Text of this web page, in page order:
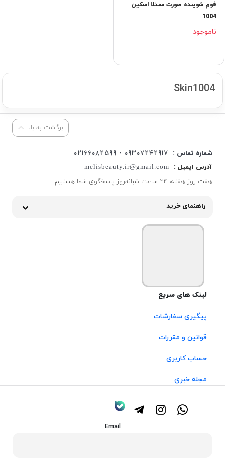
فوم شوینده صورت سنتلا اسکین
1004
ناموجود
Skin1004
برگشت به بالا
شماره تماس :
09307242917 - 02166082599
آدرس ایمیل :
melisbeauty.ir@gmail.com
هفت روز هفته، ۲۴ ساعت شبانه‌روز پاسخگوی شما هستیم.
راهنمای خرید
لینک های سریع
پیگیری سفارشات
قوانین و مقررات
حساب کاربری
مجله خبری
Email